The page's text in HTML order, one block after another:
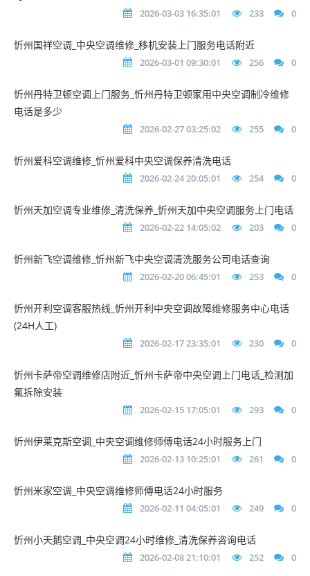
2026-03-03 16:35:01 233 0
忻州国祥空调_中央空调维修_移机安装上门服务电话附近
2026-03-01 09:30:01 256 0
忻州丹特卫顿空调上门服务_忻州丹特卫顿家用中央空调制冷维修
电话是多少
2026-02-27 03:25:02 255 0
忻州爱科空调维修_忻州爱科中央空调保养清洗电话
2026-02-24 20:05:01 254 0
忻州天加空调专业维修_清洗保养_忻州天加中央空调服务上门电话
2026-02-22 14:05:02 203 0
忻州新飞空调维修_忻州新飞中央空调清洗服务公司电话查询
2026-02-20 06:45:01 253 0
忻州开利空调客服热线_忻州开利中央空调故障维修服务中心电话
(24H人工)
2026-02-17 23:35:01 230 0
忻州卡萨帝空调维修店附近_忻州卡萨帝中央空调上门电话_检测加
氟拆除安装
2026-02-15 17:05:01 293 0
忻州伊莱克斯空调_中央空调维修师傅电话24小时服务上门
2026-02-13 10:25:01 261 0
忻州米家空调_中央空调维修师傅电话24小时服务
2026-02-11 04:05:01 249 0
忻州小天鹅空调_中央空调24小时维修_清洗保养咨询电话
2026-02-08 21:10:01 252 0